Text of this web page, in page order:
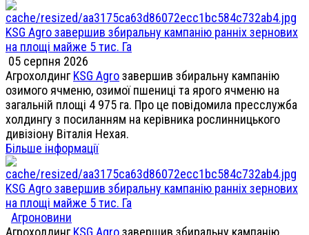
KSG Agro завершив збиральну кампанію ранніх зернових
на площі майже 5 тис. Га
05 серпня 2026
АгрохолдингKSG Agroзавершив збиральну кампанію
озимого ячменю, озимої пшениці та ярого ячменю на
загальній площі 4 975 га. Про це повідомила пресслужба
холдингу з посиланням на керівника рослинницького
дивізіону Віталія Нехая.
Більше інформації
KSG Agro завершив збиральну кампанію ранніх зернових
на площі майже 5 тис. Га
Агроновини
АгрохолдингKSG Agroзавершив збиральну кампанію